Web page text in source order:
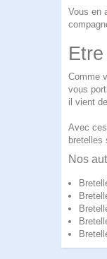
Vous en
Comme
vous
il vient
Avec
bretelles
Nos